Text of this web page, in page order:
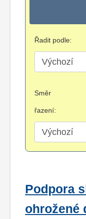
Řadit podle:
Směr
řazení:
Podpora
ohrožené